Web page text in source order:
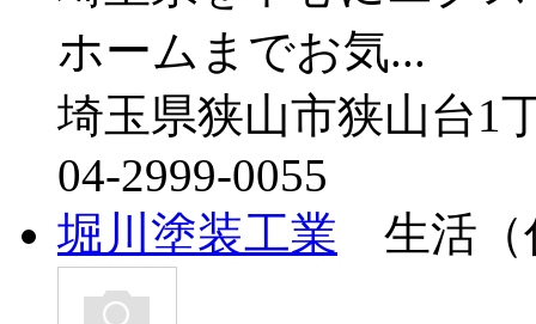
ホームまでお気...
埼玉県狭山市狭山台1
04-2999-0055
堀川塗装工業 生活（